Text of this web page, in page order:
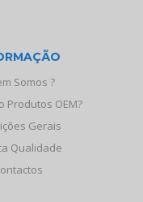
Somos ?
Produtos OEM?
Gerais
Qualidade